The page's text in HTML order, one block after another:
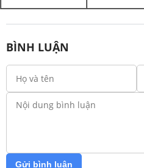
BÌNH LUẬN
Gửi bình luận